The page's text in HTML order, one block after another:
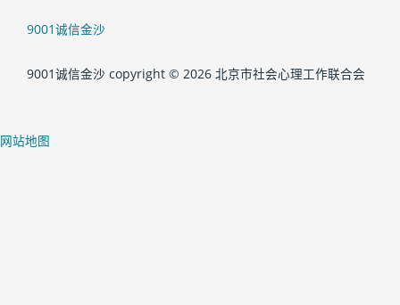
9001诚信金沙
9001诚信金沙 copyright © 2026 北京市社会心理工作联合会
网站地图